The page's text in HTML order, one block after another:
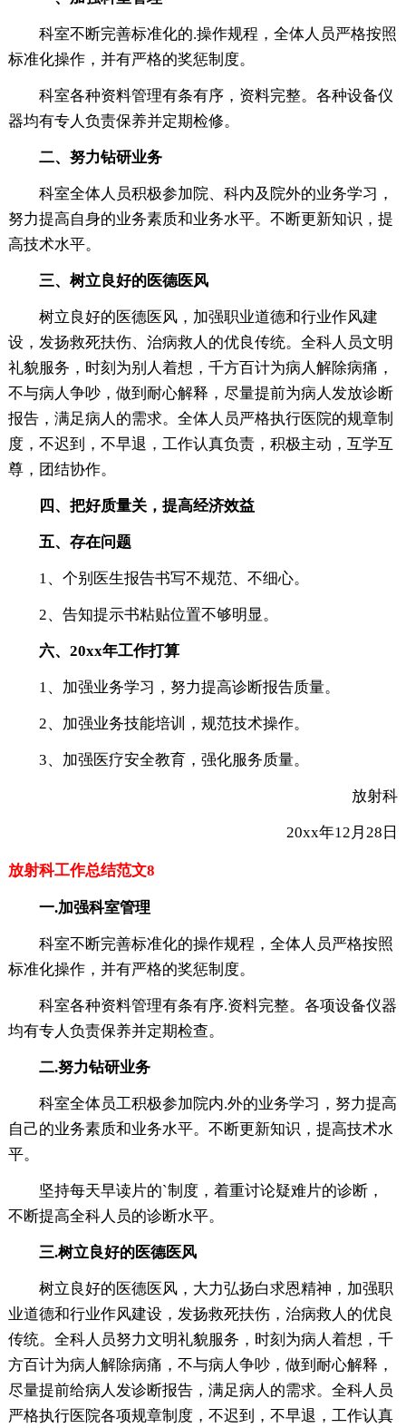
科室不断完善标准化的.操作规程，全体人员严格按照
标准化操作，并有严格的奖惩制度。
科室各种资料管理有条有序，资料完整。各种设备仪
器均有专人负责保养并定期检修。
二、努力钻研业务
科室全体人员积极参加院、科内及院外的业务学习，
努力提高自身的业务素质和业务水平。不断更新知识，提
高技术水平。
三、树立良好的医德医风
树立良好的医德医风，加强职业道德和行业作风建
设，发扬救死扶伤、治病救人的优良传统。全科人员文明
礼貌服务，时刻为别人着想，千方百计为病人解除病痛，
不与病人争吵，做到耐心解释，尽量提前为病人发放诊断
报告，满足病人的需求。全体人员严格执行医院的规章制
度，不迟到，不早退，工作认真负责，积极主动，互学互
尊，团结协作。
四、把好质量关，提高经济效益
五、存在问题
1、个别医生报告书写不规范、不细心。
2、告知提示书粘贴位置不够明显。
六、20xx年工作打算
1、加强业务学习，努力提高诊断报告质量。
2、加强业务技能培训，规范技术操作。
3、加强医疗安全教育，强化服务质量。
放射科
20xx年12月28日
放射科工作总结范文8
一.加强科室管理
科室不断完善标准化的操作规程，全体人员严格按照
标准化操作，并有严格的奖惩制度。
科室各种资料管理有条有序.资料完整。各项设备仪器
均有专人负责保养并定期检查。
二.努力钻研业务
科室全体员工积极参加院内.外的业务学习，努力提高
自己的业务素质和业务水平。不断更新知识，提高技术水
平。
坚持每天早读片的`制度，着重讨论疑难片的诊断，
不断提高全科人员的诊断水平。
三.树立良好的医德医风
树立良好的医德医风，大力弘扬白求恩精神，加强职
业道德和行业作风建设，发扬救死扶伤，治病救人的优良
传统。全科人员努力文明礼貌服务，时刻为病人着想，千
方百计为病人解除病痛，不与病人争吵，做到耐心解释，
尽量提前给病人发诊断报告，满足病人的需求。全科人员
严格执行医院各项规章制度，不迟到，不早退，工作认真